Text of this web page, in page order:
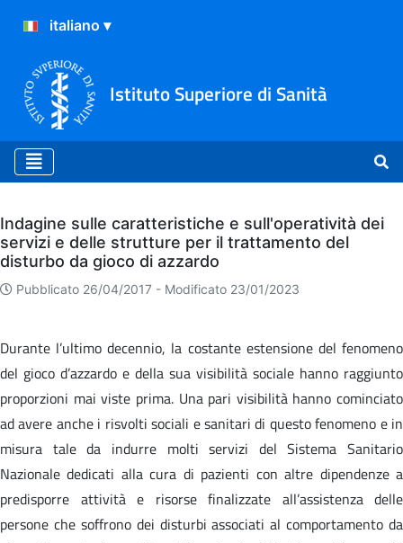
Istituto Superiore di Sanità
Archivio
Indagine sulle caratteristiche e sull'operatività dei
servizi e delle strutture per il trattamento del
disturbo da gioco di azzardo
Pubblicato 26/04/2017 - Modificato 23/01/2023
Durante l’ultimo decennio, la costante estensione del fenomeno
del gioco d’azzardo e della sua visibilità sociale hanno raggiunto
proporzioni mai viste prima. Una pari visibilità hanno cominciato
ad avere anche i risvolti sociali e sanitari di questo fenomeno e in
misura tale da indurre molti servizi del Sistema Sanitario
Nazionale dedicati alla cura di pazienti con altre dipendenze a
predisporre attività e risorse finalizzate all’assistenza delle
persone che soffrono dei disturbi associati al comportamento da